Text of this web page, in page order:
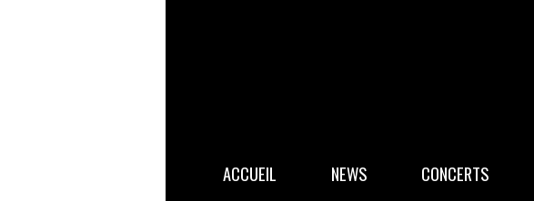
ACCUEIL NEWS CONCERTS